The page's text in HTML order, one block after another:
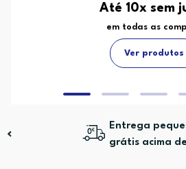
Até 10x sem
em todas as
Ver produtos
Entrega
grátis acima